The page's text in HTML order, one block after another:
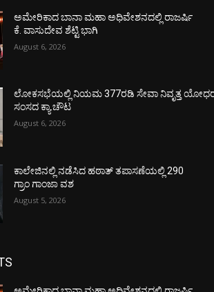
ಅಮೇರಿಕಾದ ಬಾನಾ ಮಹಾ ಅಧಿವೇಶನದಲ್ಲಿ ರಾಜರ್ಷಿ
ಕೆ. ವಾಸುದೇವ ಶೆಟ್ಟಿ ಭಾಗಿ
August 6, 2026
ಲೋಕಸಭೆಯಲ್ಲಿ ನಿಯಮ 377ರಡಿ ಸೇವಾ ನಿವೃತ್ತ
ಸಂಸದ ಕ್ಯಾ.ಚೌಟ
August 6, 2026
ಕಾಲೇಜಿನಲ್ಲಿ ನಡೆಸಿದ ಹಠಾತ್ ತಪಾಸಣೆಯಲ್ಲಿ 290
ಗ್ರಾಂ ಗಾಂಜಾ ವಶ
August 5, 2026